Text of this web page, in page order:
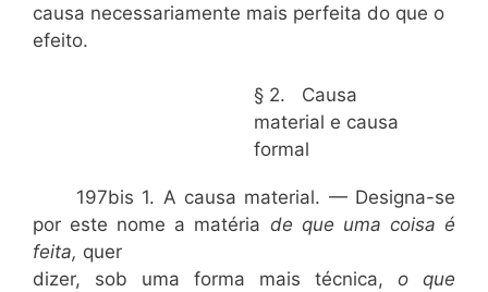
causa necessariamente mais perfeita do que o
efeito.
§ 2. Causa
material e causa
formal
197bis 1. A causa material. — Designa-se
por este nome a matéria de que uma coisa é
feita, quer
dizer, sob uma forma mais técnica, o que